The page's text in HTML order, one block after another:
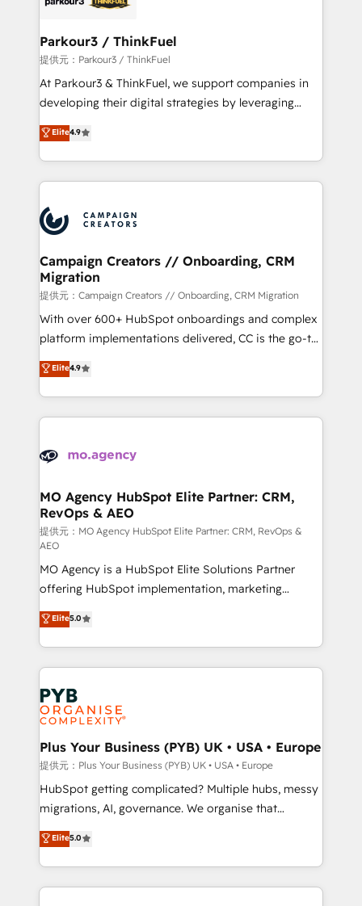
companies scale faster and smarter. 🔹 BOOMS:
Demand generation for all your buyers With BOOMS,
you invest in 100% of your buyers, accelerating your
growth and positioning yourself as an undisputed
transformation process A methodology designed to
implement HubSpot effectively and optimize your
record of business transformation, our growth-first
approach has helped brands dominate their
Parkour3 / ThinkFuel
提供元：Parkour3 / ThinkFuel
At Parkour3 & ThinkFuel, we support companies in
developing their digital strategies by leveraging
technologies and automating their marketing and
sales processes to generate growth. Our offer spans
from Strategy to Operations. We specialize in CRM
onboarding and implementation, web design, sales
extensive experience working with tech companies
and manufacturers since 2002, we are committed to
empowering our clients and developing their
autonomy. Get to grips with HubSpot through
guided implementation and seamless integration of
the CRM platform into your digital ecosystem. Would
you like support in deploying your inbound
to your needs and sales objectives. With 125+
certifications, we are part of the most certified
services are offered in both English & French.
Elite4.9
Campaign Creators // Onboarding, CRM
Migration
提供元：Campaign Creators // Onboarding, CRM Migration
With over 600+ HubSpot onboardings and complex
platform implementations delivered, CC is the go-to
Elite Solutions Partner for businesses ready to
migrate, replatform, and scale smarter. We specialize
in high-impact CRM and CMS migrations and
onboarding from platforms like Salesforce, NetSuite,
WordPress and legacy CRMs, turning fragmented
architectures that accelerate revenue operations and
performance. - Multi-object CRM migration, cleanup,
and implementation. - Pre-built and custom
integrations across your full tech stack. - Custom
object setup, CMS builds, and full-funnel automation.
- Dashboards, lifecycle campaigns, and lead
nurturing sequences. - Cross-hub setup across
Marketing, Sales, Operations, and Service Hubs. -
Ongoing optimization, managed support, and
scalable retainers. Let’s make HubSpot your most
powerful growth engine. Built to convert, scale, and
drive results.
Elite4.9
MO Agency HubSpot Elite Partner: CRM,
RevOps & AEO
提供元：MO Agency HubSpot Elite Partner: CRM, RevOps &
AEO
MO Agency is a HubSpot Elite Solutions Partner
offering HubSpot implementation, marketing
automation, CRM and RevOps consulting, data
architecture, sales enablement, lifecycle automation,
lead scoring and revenue reporting. HubSpot,
Salesforce and integrated enterprise stacks. Digital
Marketing, Answer Engine Optimisation, and
Generative Engine Optimisation (AI Search),
HubSpot Content Hub, WordPress development,
B2B SEO, paid media, and content. We work with
enterprise and growth-led companies across
technology, professional services, financial services
and industrial sectors. Offices in Johannesburg, Cape
implementations delivered. AI visibility coverage
across ChatGPT, Claude, Perplexity, Gemini and
Elite5.0
Plus Your Business (PYB) UK • USA • Europe
提供元：Plus Your Business (PYB) UK • USA • Europe
HubSpot getting complicated? Multiple hubs, messy
migrations, AI, governance. We organise that
complexity, so your team can put HubSpot to work...
Welcome to our Profile! We help with: • CRM
implementation, reports, workflows, and team
training • CRM migration from Salesforce, Pipedrive,
Elite5.0